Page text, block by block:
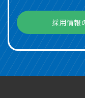
採用情報